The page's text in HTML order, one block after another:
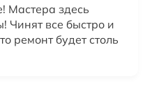
Мастера здесь
Чинят все быстро и
ремонт будет столь